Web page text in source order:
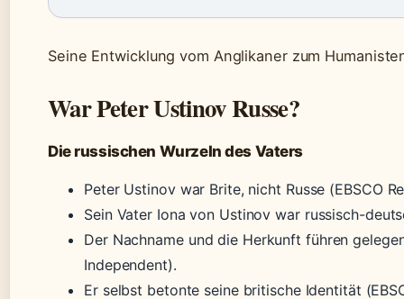
Seine Entwicklung vom Anglikaner zum
War Peter Ustinov Russe?
Die russischen Wurzeln des Vaters
Peter Ustinov war Brite, nicht Russe (EBSCO
Sein Vater Iona von Ustinov war russisch-
Der Nachname und die Herkunft führen
Independent).
Er selbst betonte seine britische Identität